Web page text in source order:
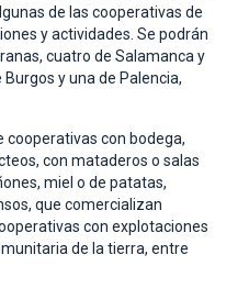
de las cooperativas de
y actividades. Se podrán
cuatro de Salamanca y
y una de Palencia,
cooperativas con bodega,
con mataderos o salas
miel o de patatas,
que comercializan
con explotaciones
de la tierra, entre